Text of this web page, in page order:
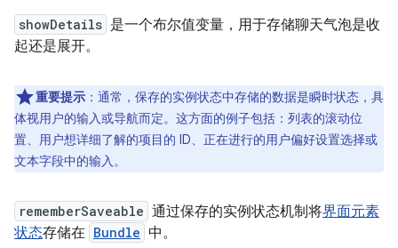
showDetails 是一个布尔值变量，用于存储聊天气泡是收
起还是展开。
重要提示 ：通常，保存的实例状态中存储的数据是瞬时状态，具
体视用户的输入或导航而定。这方面的例子包括：列表的滚动位
置、用户想详细了解的项目的 ID、正在进行的用户偏好设置选择或
文本字段中的输入。
rememberSaveable 通过保存的实例状态机制将界面元素
状态存储在 Bundle 中。